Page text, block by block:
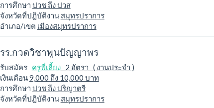
การศึกษา ปวช ถึง ปวส
จังหวัดที่ปฎิบัติงาน สมุทรปราการ
อำเภอ/เขต เมืองสมุทรปราการ
รร.กวดวิชาพูนปัญญาพร
รับสมัคร ครูพี่เลี้ยง2 อัตรา ( งานประจำ )
เงินเดือน9,000 ถึง 10,000 บาท
การศึกษา ปวช ถึง ปริญาตรี
จังหวัดที่ปฎิบัติงาน สมุทรปราการ